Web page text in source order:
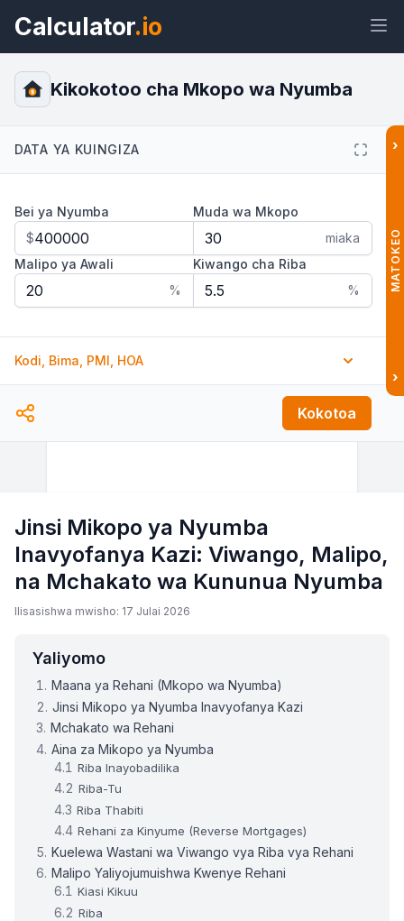
Calculator.io
Muhtasari Kikokotoo cha Mkopo wa
Nyumba Wijeti
$ Kikokotoo cha Mkopo wa Nyumba
DATA YA KUINGIZA
Bei ya Nyumba
$
Muda wa Mkopo
miaka
Malipo ya Awali
%
Kiwango cha Riba
%
Kodi, Bima, PMI, HOA
$
kwa mwezi
Bima ya Mmiliki wa Nyumba
Ada ya HOA
$
kwa mwezi
Kokotoa
›
MATOKEO
›
Jinsi Mikopo ya Nyumba
Inavyofanya Kazi: Viwango, Malipo,
na Mchakato wa Kununua Nyumba
Ilisasishwa mwisho: 17 Julai 2026
Yaliyomo
Maana ya Rehani (Mkopo wa Nyumba)
Jinsi Mikopo ya Nyumba Inavyofanya Kazi
Mchakato wa Rehani
Aina za Mikopo ya Nyumba
Riba Inayobadilika
Riba-Tu
Riba Thabiti
Rehani za Kinyume (Reverse Mortgages)
Kuelewa Wastani wa Viwango vya Riba vya Rehani
Malipo Yaliyojumuishwa Kwenye Rehani
Kiasi Kikuu
Riba